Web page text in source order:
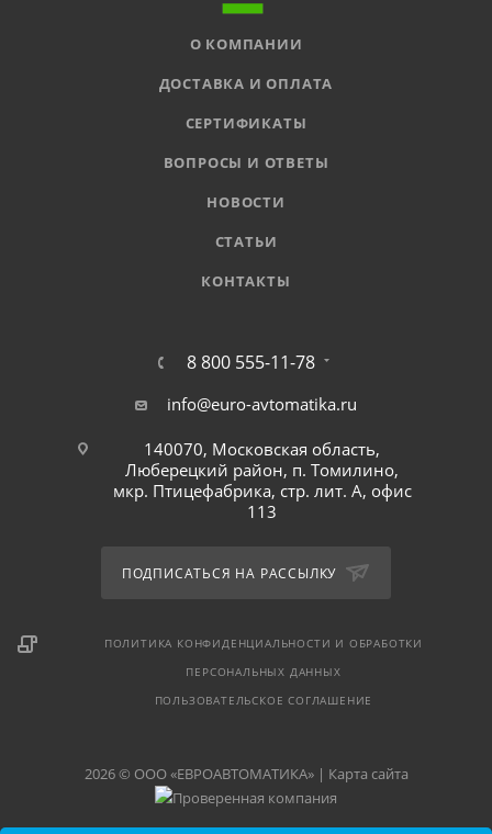
О КОМПАНИИ
ДОСТАВКА И ОПЛАТА
СЕРТИФИКАТЫ
ВОПРОСЫ И ОТВЕТЫ
НОВОСТИ
СТАТЬИ
КОНТАКТЫ
8 800 555-11-78
info@euro-avtomatika.ru
140070, Московская область,
Люберецкий район, п. Томилино,
мкр. Птицефабрика, стр. лит. А, офис
113
ПОДПИСАТЬСЯ НА РАССЫЛКУ
ПОЛИТИКА КОНФИДЕНЦИАЛЬНОСТИ И ОБРАБОТКИ
ПЕРСОНАЛЬНЫХ ДАННЫХ
ПОЛЬЗОВАТЕЛЬСКОЕ СОГЛАШЕНИЕ
2026 © ООО «ЕВРОАВТОМАТИКА» | Карта сайта